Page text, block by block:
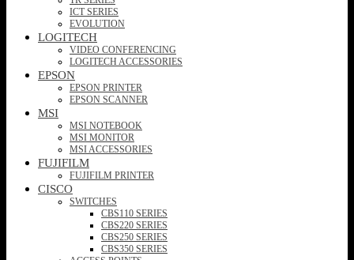
ICT SERIES
EVOLUTION
LOGITECH
VIDEO CONFERENCING
LOGITECH ACCESSORIES
EPSON
EPSON PRINTER
EPSON SCANNER
MSI
MSI NOTEBOOK
MSI MONITOR
MSI ACCESSORIES
FUJIFILM
FUJIFILM PRINTER
CISCO
SWITCHES
CBS110 SERIES
CBS220 SERIES
CBS250 SERIES
CBS350 SERIES